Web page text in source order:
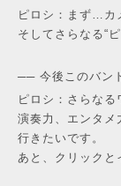
ピロシ：まず…カ
そしてさらなる“
── 今後このバン
ピロシ：さらなる
演奏力、エンタメ
行きたいです。
あと、クリック